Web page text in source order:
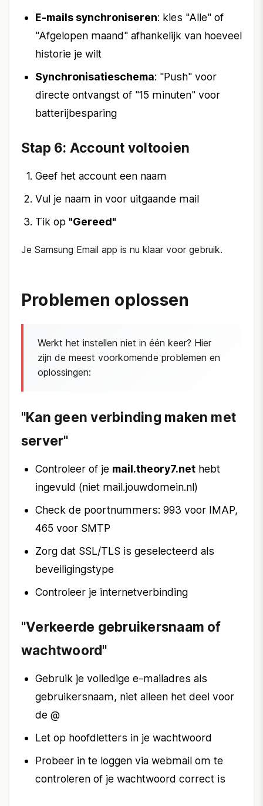
E-mails synchroniseren: kies "Alle" of
"Afgelopen maand" afhankelijk van hoeveel
historie je wilt
Synchronisatieschema: "Push" voor
directe ontvangst of "15 minuten" voor
batterijbesparing
Stap 6: Account voltooien
Geef het account een naam
Vul je naam in voor uitgaande mail
Tik op "Gereed"
Je Samsung Email app is nu klaar voor gebruik.
Problemen oplossen
Werkt het instellen niet in één keer? Hier
zijn de meest voorkomende problemen en
oplossingen:
"Kan geen verbinding maken met
server"
Controleer of je mail.theory7.net hebt
ingevuld (niet mail.jouwdomein.nl)
Check de poortnummers: 993 voor IMAP,
465 voor SMTP
Zorg dat SSL/TLS is geselecteerd als
beveiligingstype
Controleer je internetverbinding
"Verkeerde gebruikersnaam of
wachtwoord"
Gebruik je volledige e-mailadres als
gebruikersnaam, niet alleen het deel voor
de @
Let op hoofdletters in je wachtwoord
Probeer in te loggen via webmail om te
controleren of je wachtwoord correct is